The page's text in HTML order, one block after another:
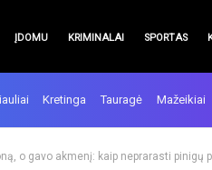
ĮDOMU KRIMINALAI SPORTAS
Kretinga Tauragė Mažeikiai
o gavo akmenį: kaip neprarasti pinigų